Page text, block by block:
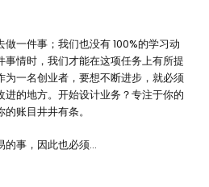
一件事；我们也没有 100%的学习动
情时，我们才能在这项任务上有所提
为一名创业者，要想不断进步，就必须
的地方。开始设计业务？专注于你的
账目井井有条。
的事，因此也必须…